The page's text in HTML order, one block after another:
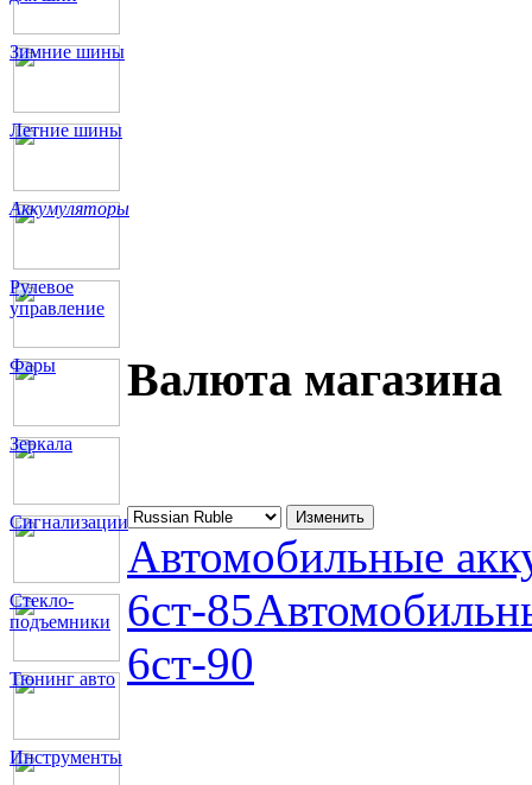
Зимние шины
Летние шины
Аккумуляторы
Рулевое
управление
Фары
Зеркала
Сигнализации
Стекло-
подъемники
Тюнинг авто
Инструменты
Валюта магазина
Автомобильные
6ст-85
6ст-90